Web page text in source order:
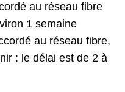
au réseau fibre
1 semaine
au réseau fibre,
: le délai est de 2 à